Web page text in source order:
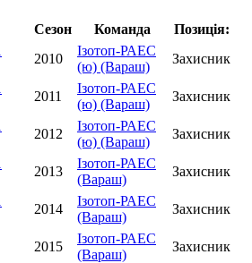
Сезон Команда
Позиція:
2010
Ізотоп-РАЕС
(ю) (Вараш)
Захисник
2011
Ізотоп-РАЕС
(ю) (Вараш)
Захисник
2012
Ізотоп-РАЕС
(ю) (Вараш)
Захисник
2013
Ізотоп-РАЕС
(Вараш)
Захисник
2014
Ізотоп-РАЕС
(Вараш)
Захисник
2015
Ізотоп-РАЕС
(Вараш)
Захисник